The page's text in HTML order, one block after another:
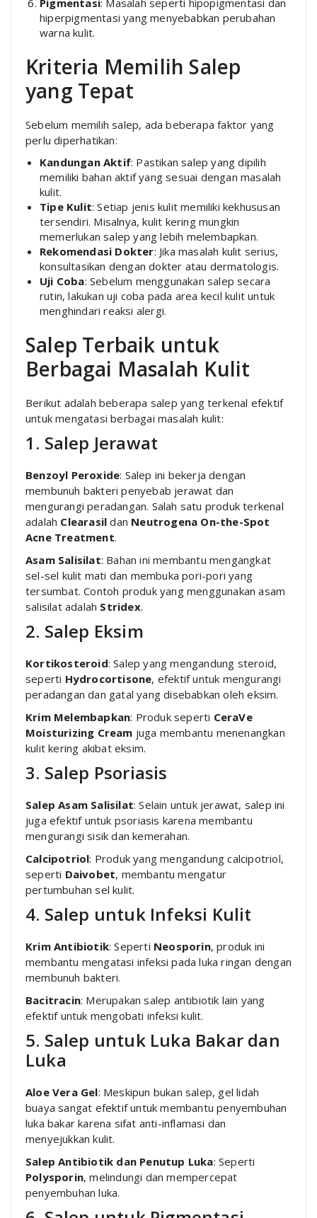
Pigmentasi: Masalah seperti hipopigmentasi dan
hiperpigmentasi yang menyebabkan perubahan
warna kulit.
Kriteria Memilih Salep
yang Tepat
Sebelum memilih salep, ada beberapa faktor yang
perlu diperhatikan:
Kandungan Aktif: Pastikan salep yang dipilih
memiliki bahan aktif yang sesuai dengan masalah
kulit.
Tipe Kulit: Setiap jenis kulit memiliki kekhususan
tersendiri. Misalnya, kulit kering mungkin
memerlukan salep yang lebih melembapkan.
Rekomendasi Dokter: Jika masalah kulit serius,
konsultasikan dengan dokter atau dermatologis.
Uji Coba: Sebelum menggunakan salep secara
rutin, lakukan uji coba pada area kecil kulit untuk
menghindari reaksi alergi.
Salep Terbaik untuk
Berbagai Masalah Kulit
Berikut adalah beberapa salep yang terkenal efektif
untuk mengatasi berbagai masalah kulit:
1. Salep Jerawat
Benzoyl Peroxide: Salep ini bekerja dengan
membunuh bakteri penyebab jerawat dan
mengurangi peradangan. Salah satu produk terkenal
adalah Clearasil dan Neutrogena On-the-Spot
Acne Treatment.
Asam Salisilat: Bahan ini membantu mengangkat
sel-sel kulit mati dan membuka pori-pori yang
tersumbat. Contoh produk yang menggunakan asam
salisilat adalah Stridex.
2. Salep Eksim
Kortikosteroid: Salep yang mengandung steroid,
seperti Hydrocortisone, efektif untuk mengurangi
peradangan dan gatal yang disebabkan oleh eksim.
Krim Melembapkan: Produk seperti CeraVe
Moisturizing Cream juga membantu menenangkan
kulit kering akibat eksim.
3. Salep Psoriasis
Salep Asam Salisilat: Selain untuk jerawat, salep ini
juga efektif untuk psoriasis karena membantu
mengurangi sisik dan kemerahan.
Calcipotriol: Produk yang mengandung calcipotriol,
seperti Daivobet, membantu mengatur
pertumbuhan sel kulit.
4. Salep untuk Infeksi Kulit
Krim Antibiotik: Seperti Neosporin, produk ini
membantu mengatasi infeksi pada luka ringan dengan
membunuh bakteri.
Bacitracin: Merupakan salep antibiotik lain yang
efektif untuk mengobati infeksi kulit.
5. Salep untuk Luka Bakar dan
Luka
Aloe Vera Gel: Meskipun bukan salep, gel lidah
buaya sangat efektif untuk membantu penyembuhan
luka bakar karena sifat anti-inflamasi dan
menyejukkan kulit.
Salep Antibiotik dan Penutup Luka: Seperti
Polysporin, melindungi dan mempercepat
penyembuhan luka.